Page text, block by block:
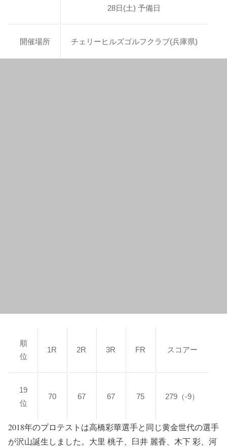
28日(土) 予備日
開催場所 チェリーヒルズゴルフクラブ(兵庫県)
順
位
1R 2R 3R FR スコアー
19
位
70 67 67 75 279（-9）
2018年のプロテストは高橋彩華選手と同じ黄金世代の選手
が沢山誕生しました。大里 桃子、臼井 麗香、木下 彩、河